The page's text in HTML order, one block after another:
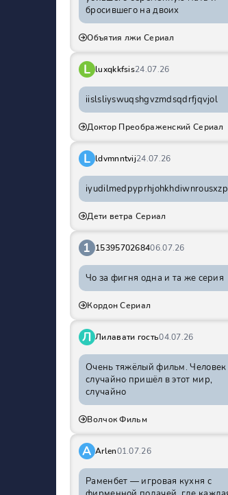
бросившего на двоих
Объятия лжи Сериал
L luxqkkfsis24.07.26
iislsliyswuqshgvzmdsqdrfjqvjol
Доктор Преображенский Сериал
L ldvmnntvij24.07.26
iyudilmedpyprhjohkhdiwnrousxzp
Дети ветра Сериал
1 1539570268406.07.26
Чо за фигня одна и та же серия
Кордон Сериал
Л Лилавати гость04.07.26
Очень тяжёлый фильм. Человек
случайно пришёл в этот мир,
случайно
Волчок Фильм
A Arlen01.07.26
Раменбет — игровая кухня с